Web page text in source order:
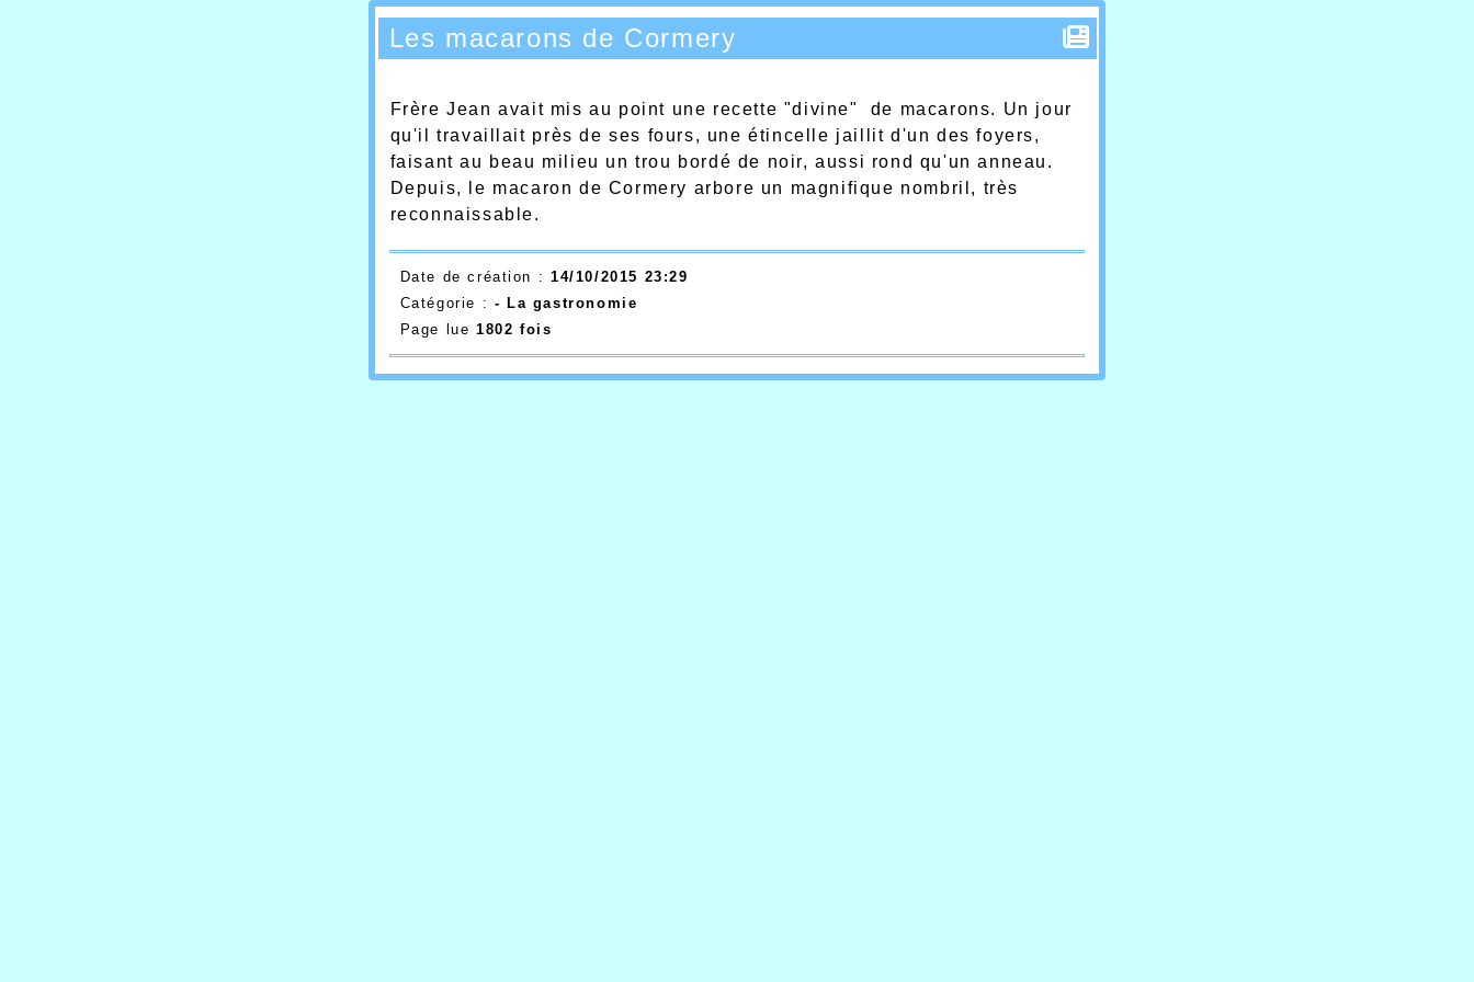
Les macarons de Cormery
Frère Jean avait mis au point une recette "divine" de macarons. Un jour
qu'il travaillait près de ses fours, une étincelle jaillit d'un des foyers,
faisant au beau milieu un trou bordé de noir, aussi rond qu'un anneau.
Depuis, le macaron de Cormery arbore un magnifique nombril, très
reconnaissable.
Date de création : 14/10/2015 23:29
Catégorie : - La gastronomie
Page lue 1802 fois